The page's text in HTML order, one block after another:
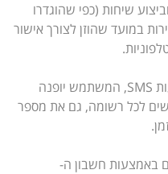
שיחות (כפי שהוגדרו
במועד שהוזן לצורך אישור
17. כדי לקבל שירות הושבה באמצעות SMS, המשתמש יופנה
לכל רשומה, גם את מספר
באמצעות חשבון ה-